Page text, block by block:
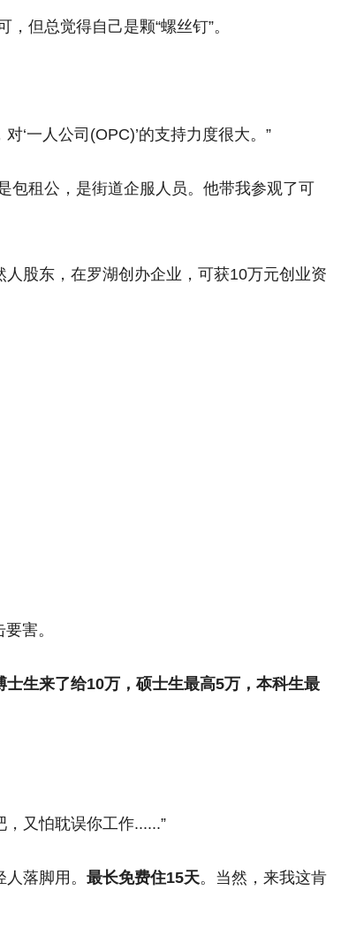
但总觉得自己是颗“螺丝钉”。
‘一人公司(OPC)’的支持力度很大。”
包租公，是街道企服人员。他带我参观了可
股东，在罗湖创办企业，可获10万元创业资
害。
士生来了给10万，硕士生最高5万，本科生最
，又怕耽误你工作......”
落脚用。 最长免费住15天。当然，来我这肯